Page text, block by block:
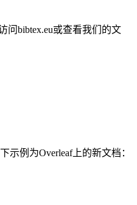
问bibtex.eu或查看我们的文
例为Overleaf上的新文档：